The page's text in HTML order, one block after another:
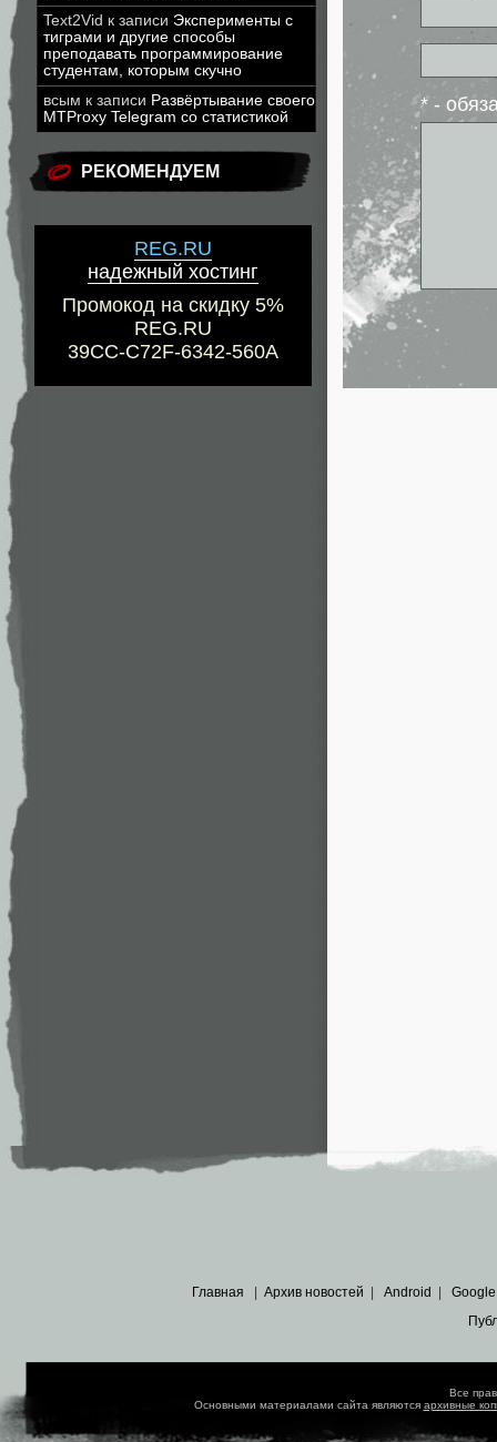
Text2Vid к записи Эксперименты с
тиграми и другие способы
преподавать программирование
студентам, которым скучно
всым к записи Развёртывание своего
MTProxy Telegram со статистикой
РЕКОМЕНДУЕМ
REG.RU
надежный хостинг
Промокод на скидку 5%
REG.RU
39CC-C72F-6342-560A
* -
Главная Архив новостей Android Google
Все
Основными материалами сайта являются архивные